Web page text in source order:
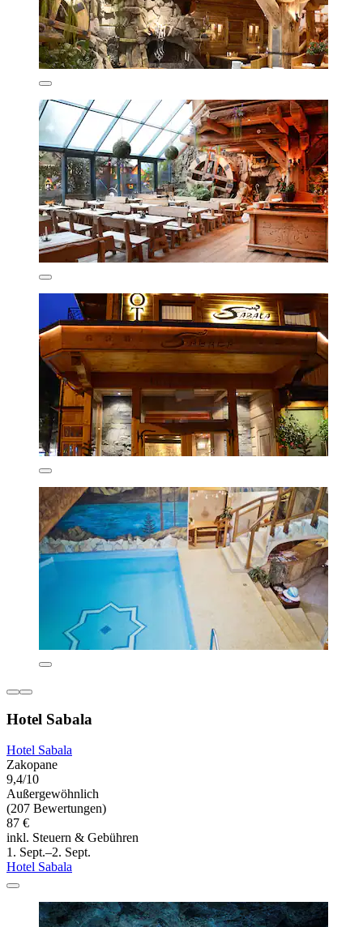
Hotel Sabala
Hotel Sabala
Zakopane
9,4/10
Außergewöhnlich
(207 Bewertungen)
87 €
inkl. Steuern & Gebühren
1. Sept.–2. Sept.
Hotel Sabala